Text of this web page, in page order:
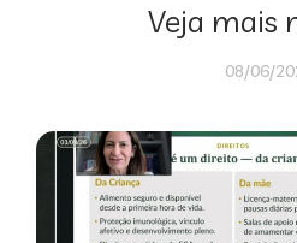
Veja mais
08/06/